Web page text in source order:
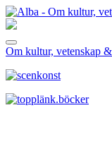
Om kultur, vetenskap